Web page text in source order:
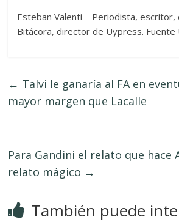
Esteban Valenti – Periodista, escritor,
Bitácora, director de Uypress. Fuente
← Talvi le ganaría al FA en
mayor margen que Lacalle
Para Gandini el relato que hace
relato mágico →
También puede